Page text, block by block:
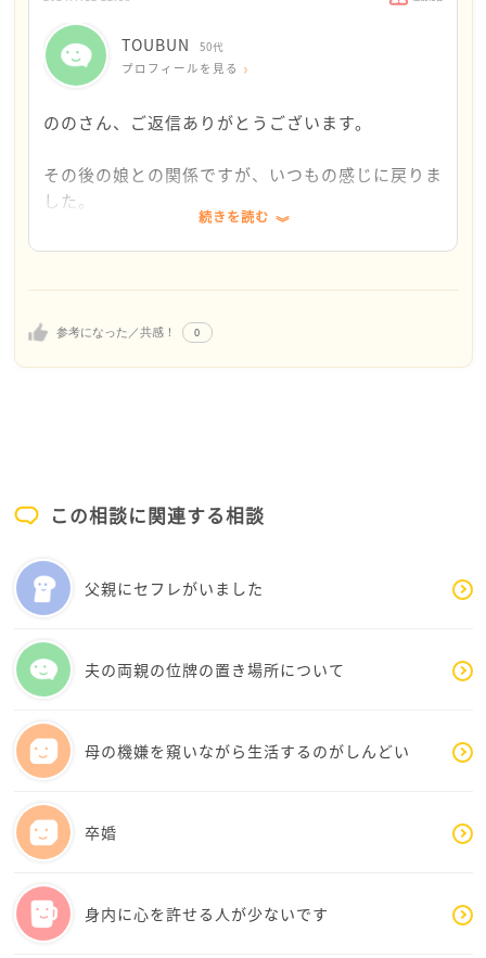
参考になった／共感！ 0
でも、そのことがきっかけでTOUBUNさんは『秋
になったらそのショコラティエのお店のアフタヌー
ています。
今お仕事のことで悩まれている娘さんにとって、お
気に入りのお店のアフタヌーンティーで過ごすひと
ときは、きっと良い気分転換になると思います。
そしてまた1つ、TOUBUNさんとの思い出が増えま
素敵なご提案をされる、娘さん想いのTOUBUNさ
んだなと感じました。
TOUBUN 50代
プロフィールを見る
ののさん、ご返信ありがとうございます。
その後の娘との関係ですが、いつもの感じに戻りま
した。
娘も大人です。色々葛藤もあったでしょうが、私を
許してくれました。
毎日他愛のない事で笑い合う、自分は幸せ者だと思
この度は早々の暖かいメッセージありがとうござい
暑い日が続きますが、ののさんどうぞお体ご自愛下
さい。
続きを読む
この相談に関連する相談
父親にセフレがいました
夫の両親の位牌の置き場所について
母の機嫌を窺いながら生活するのがしんどい
卒婚
身内に心を許せる人が少ないです